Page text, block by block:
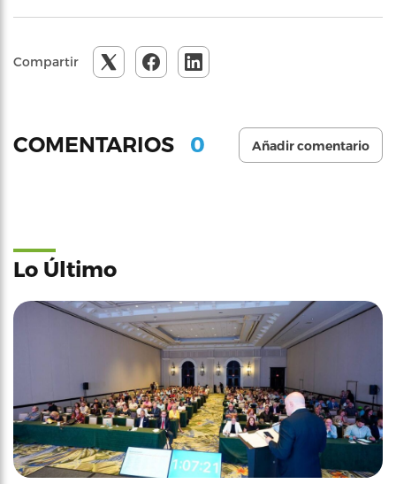
Compartir
COMENTARIOS 0 Añadir comentario
Lo Último